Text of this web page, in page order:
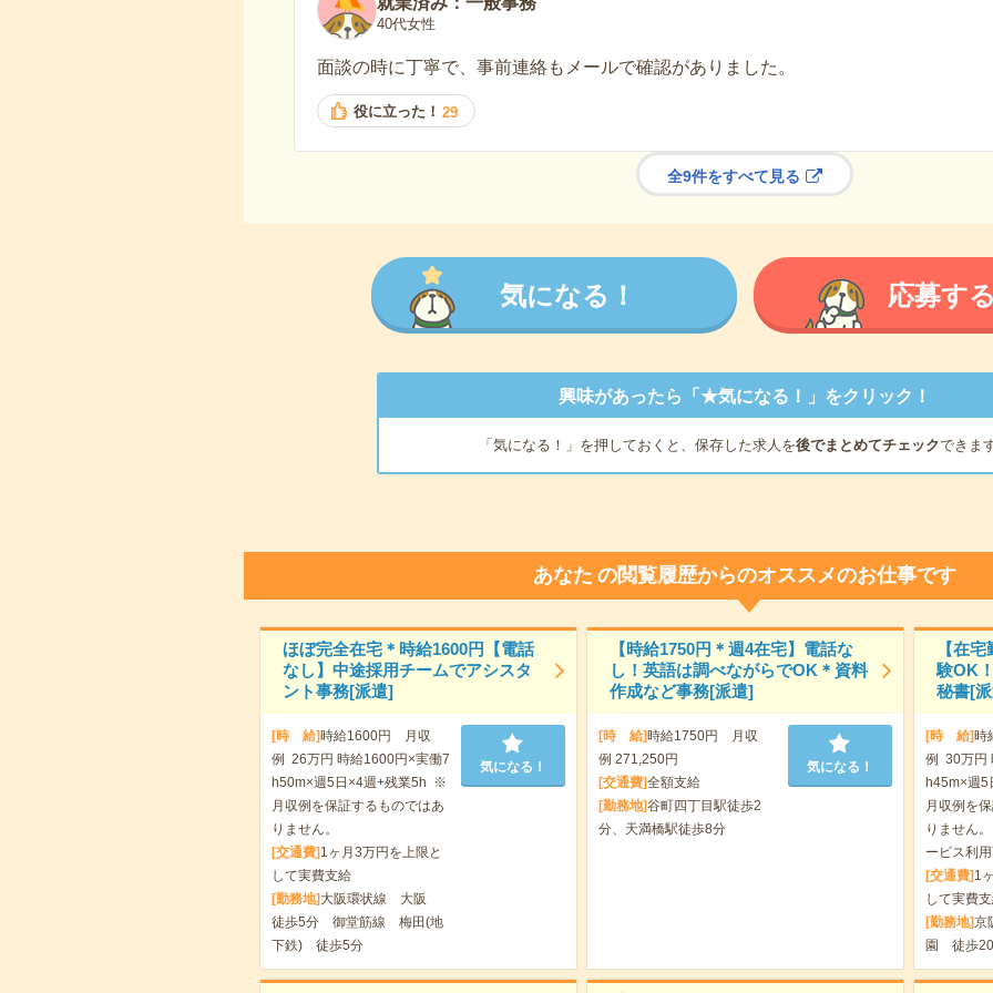
40代女性
面談の時に丁寧で、事前連絡もメールで確認がありました。
役に立った！ 29
全9件をすべて見る
気になる！ 応募す
興味があったら「★気になる！」をクリック！
「気になる！」を押しておくと、保存した求人を後でまとめてチェックできま
あなた の閲覧履歴からのオススメのお仕事です
ほぼ完全在宅＊時給1600円【電話
なし】中途採用チームでアシスタ
ント事務[派遣]
[時 給]時給1600円 月収
例 26万円 時給1600円×実働7
h50m×週5日×4週+残業5h ※
月収例を保証するものではあ
りません。
[交通費] 1ヶ月3万円を上限と
して実費支給
[勤務地] 大阪環状線 大阪
徒歩5分 御堂筋線 梅田(地
下鉄) 徒歩5分
気になる！
【時給1750円＊週4在宅】電話な
し！英語は調べながらでOK＊資料
作成など事務[派遣]
[時 給]時給1750円 月収
例 271,250円
[交通費]全額支給
[勤務地]谷町四丁目駅徒歩2
分、天満橋駅徒歩8分
気になる！
【在
験OK
秘書[
[時 給]時
例 30万円
h45m×週
月収例を
りません
ービス利
[交通費] 1
して実費
[勤務地]京
園 徒歩